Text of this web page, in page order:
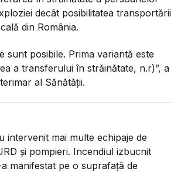
decât posibilitatea transportării
din România.
sunt posibile. Prima variantă este
a transferului în străinătate, n.r)”, a
al Sănătății.
intervenit mai multe echipaje de
și pompieri. Incendiul izbucnit
manifestat pe o suprafață de